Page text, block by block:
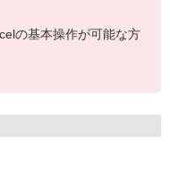
の基本操作が可能な方